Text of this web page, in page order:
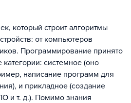
который строит алгоритмы
от компьютеров
Программирование принято
системное (оно
написание программ для
и прикладное (создание
и т. д.). Помимо знания